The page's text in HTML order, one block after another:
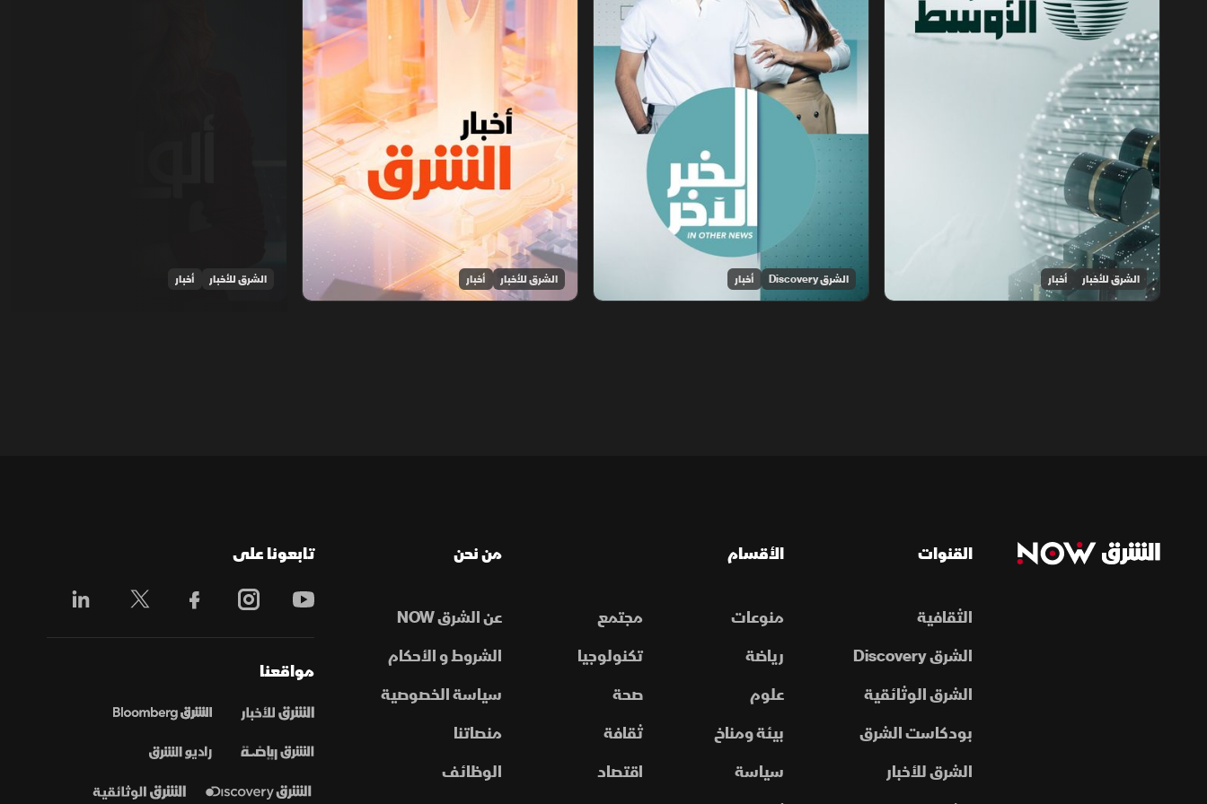
الشرق للأخبار أخبار الشرق Discovery أخبار الشرق للأخبار أخبار الشرق للأخبار أخبار
القنوات
الثقافية
الشرق Discovery
الشرق الوثائقية
بودكاست الشرق
الشرق للأخبار
الأقسام
منوعات
مجتمع
رياضة
تكنولوجيا
علوم
صحة
بيئة ومناخ
ثقافة
سياسة
اقتصاد
من نحن
عن الشرق NOW
الشروط و الأحكام
سياسة الخصوصية
منصاتنا
الوظائف
تابعونا على
مواقعنا